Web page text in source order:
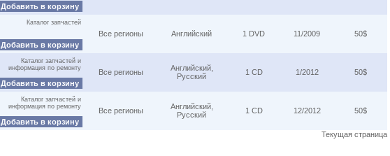
Добавить в корзину
Каталог запчастей
Добавить в корзину
Все регионы Английский 1 DVD 11/2009 50$
Каталог запчастей и
информация по ремонту
Добавить в корзину
Все регионы
Английский,
Русский
1 CD 1/2012 50$
Каталог запчастей и
информация по ремонту
Добавить в корзину
Все регионы
Английский,
Русский
1 CD 12/2012 50$
Текущая страница